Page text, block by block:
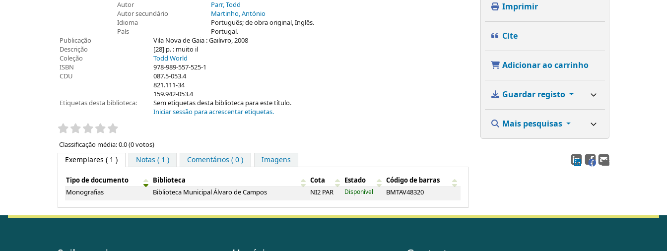
Autor
Parr, Todd
Autor secundário
Martinho, António
Idioma
Português; de obra original, Inglês.
País
Portugal.
Publicação
Vila Nova de Gaia : Gailivro, 2008
Descrição
[28] p. : muito il
Coleção
Todd World
ISBN
978-989-557-525-1
CDU
087.5-053.4
821.111-34
159.942-053.4
Etiquetas desta biblioteca:
Sem etiquetas desta biblioteca para este título.
Iniciar sessão para acrescentar etiquetas.
Pontuação
Classificação média: 0.0 (0 votos)
Exemplares ( 1 ) Notas ( 1 ) Comentários ( 0 ) Imagens
Exemplares
Tipo de documento Biblioteca Cota Estado
Código de barras
Monografias
Biblioteca Municipal Álvaro de Campos NI2 PAR Disponível BMTAV48320
Imprimir
Cite
Adicionar ao carrinho
Guardar registo
Mais pesquisas